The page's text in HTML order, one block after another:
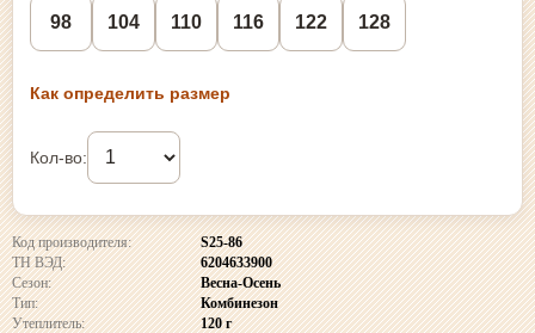
98 104 110 116 122 128
Как определить размер
Кол-во:
Код производителя:
S25-86
ТН ВЭД:
6204633900
Сезон:
Весна-Осень
Тип:
Комбинезон
Утеплитель:
120 г